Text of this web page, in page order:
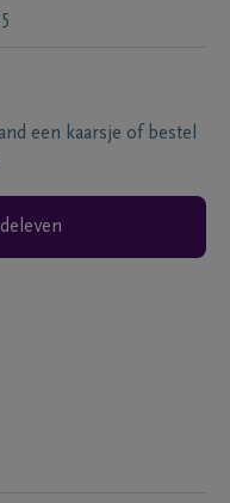
een kaarsje of bestel